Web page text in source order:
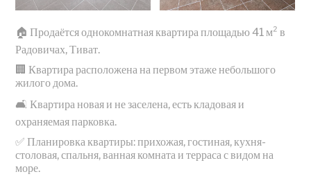
🏠 Продаётся однокомнатная квартира площадью 41 м² в
Радовичах, Тиват.
🏢 Квартира расположена на первом этаже небольшого
жилого дома.
🛋️ Квартира новая и не заселена, есть кладовая и
охраняемая парковка.
✅ Планировка квартиры: прихожая, гостиная, кухня-
столовая, спальня, ванная комната и терраса с видом на
море.